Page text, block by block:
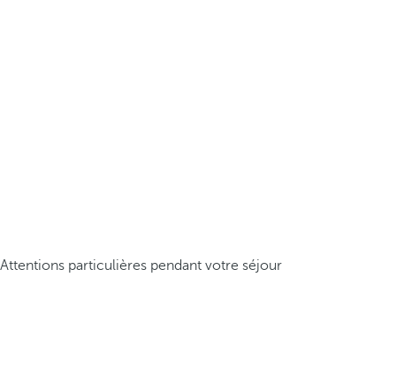
Attentions particulières pendant votre séjour